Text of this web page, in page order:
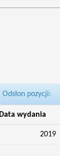
Odsłon pozycji:
Data wydania
2019